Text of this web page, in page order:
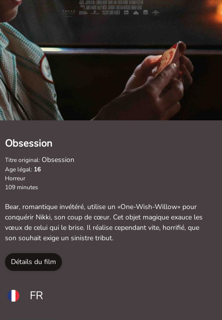
Obsession
Titre original: Obsession
Age légal: 16
Horreur
109 minutes
Bear, romantique invétéré, utilise un «One-Wish-Willow» pour
conquérir Nikki, son coup de cœur. Cet objet magique exauce les
vœux de celui qui le brise. Il réalise cependant vite, horrifié, que
son souhait exige un sinistre tribut.
Détails du film
FR